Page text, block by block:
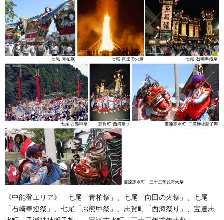
牡丹の夜露が獅子には大切なので牡丹の図が一緒に描かれたりす
るのですね。加賀獅子舞の蚊帳の柄には必ずと言っていいほど牡
丹の柄が描かれています。
《中能登エリア》 七尾「青柏祭」、七尾「向田の火祭」、七尾
「石崎奉燈祭」、七尾「お熊甲祭」、志賀町「西海祭り」、宝達志